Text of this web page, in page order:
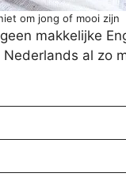
om jong of mooi zijn
makkelijke
al zo